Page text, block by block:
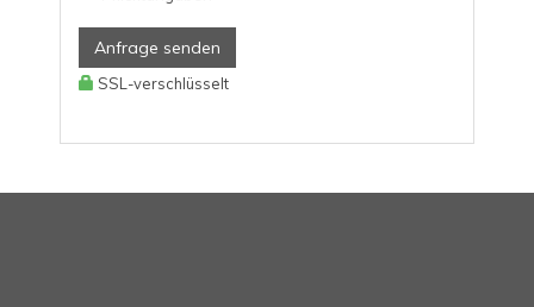
Anfrage senden
SSL-verschlüsselt